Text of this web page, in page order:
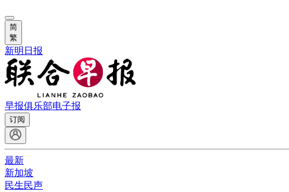
简
繁
新明日报
早报俱乐部电子报
订阅
最新
新加坡
民生民声